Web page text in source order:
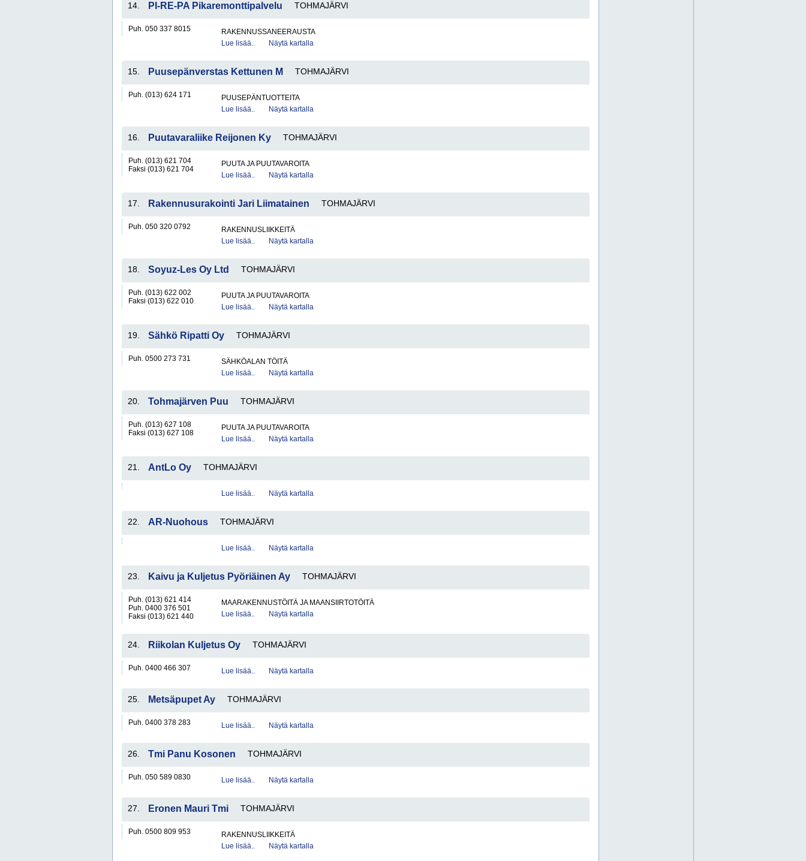
14. PI-RE-PA Pikaremonttipalvelu TOHMAJÄRVI
Puh. 050 337 8015
RAKENNUSSANEERAUSTA
Lue lisää..
Näytä kartalla
15. Puusepänverstas Kettunen M TOHMAJÄRVI
Puh. (013) 624 171
PUUSEPÄNTUOTTEITA
Lue lisää..
Näytä kartalla
16. Puutavaraliike Reijonen Ky TOHMAJÄRVI
Puh. (013) 621 704
Faksi (013) 621 704
PUUTA JA PUUTAVAROITA
Lue lisää..
Näytä kartalla
17. Rakennusurakointi Jari Liimatainen TOHMAJÄRVI
Puh. 050 320 0792
RAKENNUSLIIKKEITÄ
Lue lisää..
Näytä kartalla
18. Soyuz-Les Oy Ltd TOHMAJÄRVI
Puh. (013) 622 002
Faksi (013) 622 010
PUUTA JA PUUTAVAROITA
Lue lisää..
Näytä kartalla
19. Sähkö Ripatti Oy TOHMAJÄRVI
Puh. 0500 273 731
SÄHKÖALAN TÖITÄ
Lue lisää..
Näytä kartalla
20. Tohmajärven Puu TOHMAJÄRVI
Puh. (013) 627 108
Faksi (013) 627 108
PUUTA JA PUUTAVAROITA
Lue lisää..
Näytä kartalla
21. AntLo Oy TOHMAJÄRVI
Lue lisää.. Näytä kartalla
22. AR-Nuohous TOHMAJÄRVI
Lue lisää.. Näytä kartalla
23. Kaivu ja Kuljetus Pyöriäinen Ay TOHMAJÄRVI
Puh. (013) 621 414
Puh. 0400 376 501
Faksi (013) 621 440
MAARAKENNUSTÖITÄ JA MAANSIIRTOTÖITÄ
Lue lisää..
Näytä kartalla
24. Riikolan Kuljetus Oy TOHMAJÄRVI
Puh. 0400 466 307 Lue lisää.. Näytä kartalla
25. Metsäpupet Ay TOHMAJÄRVI
Puh. 0400 378 283 Lue lisää.. Näytä kartalla
26. Tmi Panu Kosonen TOHMAJÄRVI
Puh. 050 589 0830 Lue lisää.. Näytä kartalla
27. Eronen Mauri Tmi TOHMAJÄRVI
Puh. 0500 809 953
RAKENNUSLIIKKEITÄ
Lue lisää..
Näytä kartalla